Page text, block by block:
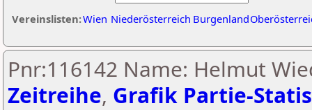
Vereinslisten:Wien Niederösterreich Burgenland
Pnr:116142 Name: Helmut
Zeitreihe, Grafik Partie-